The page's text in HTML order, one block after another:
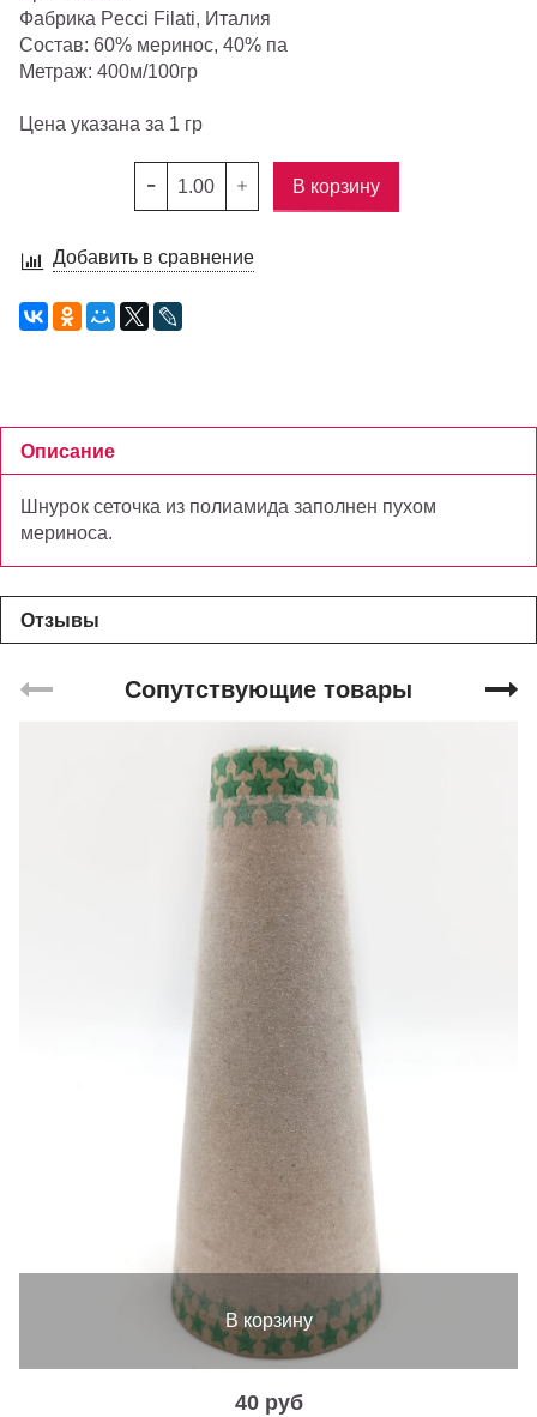
Фабрика Pecci Filati, Италия
Состав: 60% меринос, 40% па
Метраж: 400м/100гр
Цена указана за 1 гр
В корзину
Добавить в сравнение
Описание
Шнурок сеточка из полиамида заполнен пухом
мериноса.
Отзывы
Сопутствующие товары
В корзину
40 руб